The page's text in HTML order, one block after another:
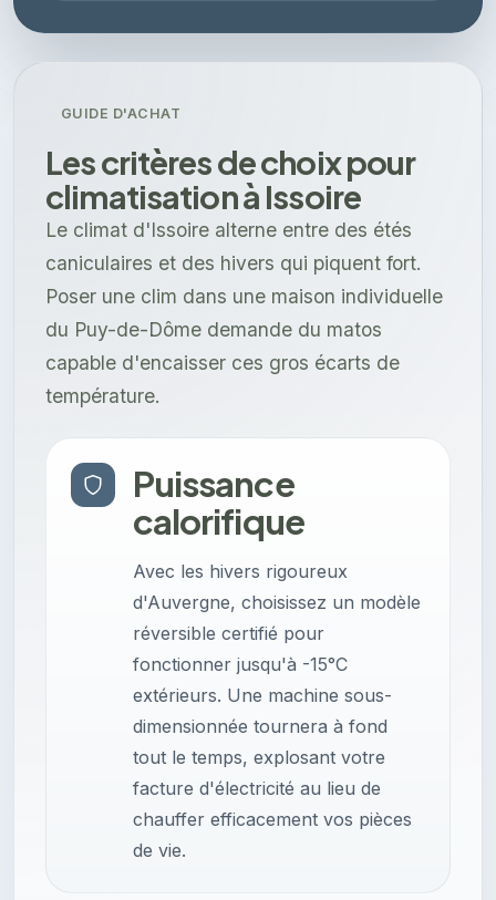
GUIDE D'ACHAT
Les critères de choix pour
climatisation à Issoire
Le climat d'Issoire alterne entre des étés
caniculaires et des hivers qui piquent fort.
Poser une clim dans une maison individuelle
du Puy-de-Dôme demande du matos
capable d'encaisser ces gros écarts de
température.
Puissance
calorifique
Avec les hivers rigoureux
d'Auvergne, choisissez un modèle
réversible certifié pour
fonctionner jusqu'à -15°C
extérieurs. Une machine sous-
dimensionnée tournera à fond
tout le temps, explosant votre
facture d'électricité au lieu de
chauffer efficacement vos pièces
de vie.